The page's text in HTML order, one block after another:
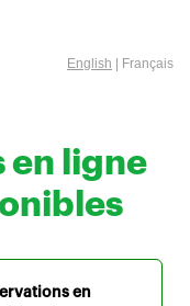
English | Français
en ligne
en